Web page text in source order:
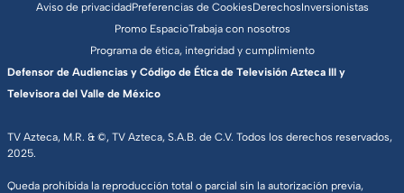
TV Azteca, M.R. & ©, TV Azteca, S.A.B. de C.V. Todos los derechos reservados,
2025.
Queda prohibida la reproducción total o parcial sin la autorización previa,
Aviso de privacidadPreferencias de CookiesDerechosInversionistas
Promo EspacioTrabaja con nosotros
Programa de ética, integridad y cumplimiento
Defensor de Audiencias y Código de Ética de Televisión Azteca III y
Televisora del Valle de México